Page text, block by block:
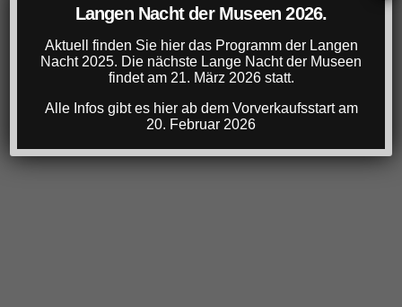
Langen Nacht der Museen 2026.
Aktuell finden Sie hier das Programm der Langen
Nacht 2025. Die nächste Lange Nacht der Museen
findet am 21. März 2026 statt.
Alle Infos gibt es hier ab dem Vorverkaufsstart am
20. Februar 2026